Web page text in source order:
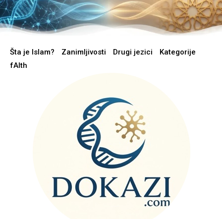
Šta je Islam? Zanimljivosti Drugi jezici
Kategorije
fAIth